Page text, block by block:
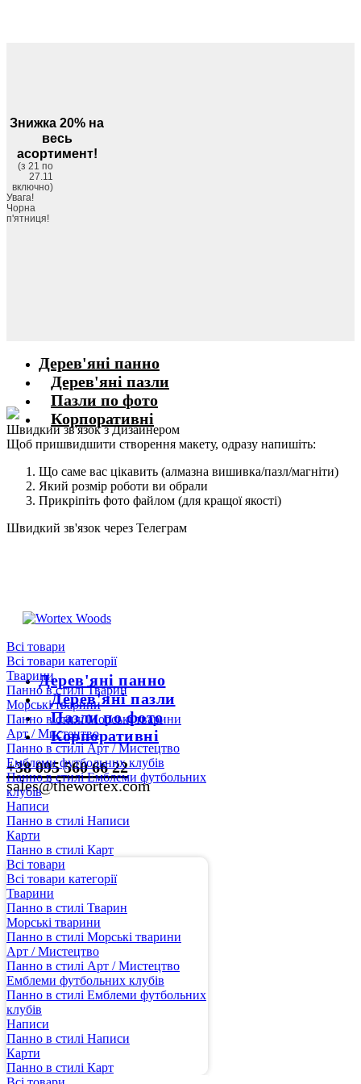
Знижка 20% на
весь
асортимент!
(з 21 по
27.11
включно)
Увага!
Чорна
п'ятниця!
Дерев'яні панно
Дерев'яні пазли
Пазли по фото
Корпоративні
Швидкий зв'язок з Дизайнером
Щоб пришвидшити створення макету, одразу напишіть:
Що саме вас цікавить (алмазна вишивка/пазл/магніти)
Який розмір роботи ви обрали
Прикріпіть фото файлом (для кращої якості)
Швидкий зв'язок через Телеграм
Дерев'яні панно
Дерев'яні пазли
Пазли по фото
Корпоративні
+38 095 560 66 22
sales@thewortex.com
Всі товари
Всі товари категорії
Тварини
Панно в стилі Тварин
Морські тварини
Панно в стилі Морські тварини
Арт / Мистецтво
Панно в стилі Арт / Мистецтво
Емблеми футбольних клубів
Панно в стилі Емблеми футбольних
клубів
Написи
Панно в стилі Написи
Карти
Панно в стилі Карт
Всі товари
Всі товари категорії
Тварини
Панно в стилі Тварин
Морські тварини
Панно в стилі Морські тварини
Арт / Мистецтво
Панно в стилі Арт / Мистецтво
Емблеми футбольних клубів
Панно в стилі Емблеми футбольних
клубів
Написи
Панно в стилі Написи
Карти
Панно в стилі Карт